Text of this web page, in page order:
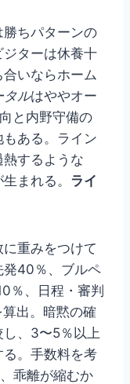
ちパターンの
ジターは休養十
いならホーム
タルはややオー
と内野守備の
ある。ライン
するような
まれる。 ライ
重みをつけて
発40％、ブルペ
％、日程・審判
出。暗黙の確
し、3〜5％以上
。手数料を考
乖離が縮むか